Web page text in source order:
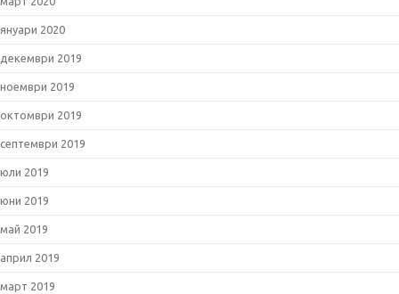
януари 2020
декември 2019
ноември 2019
октомври 2019
септември 2019
юли 2019
юни 2019
май 2019
април 2019
март 2019